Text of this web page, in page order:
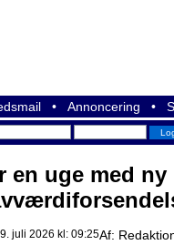
• Annoncering •
en uge med
juli 2026 kl: 09:25Af: